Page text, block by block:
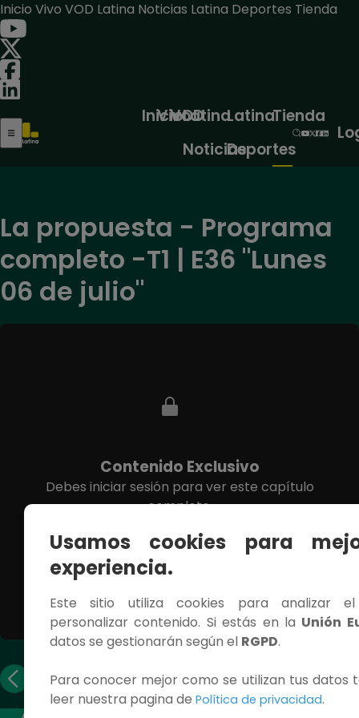
Inicio Vivo VOD Latina Noticias Latina Deportes Tienda
Inicio
Vivo
VOD
Latina
Noticias
Latina
Deportes
Tienda
La propuesta - Programa
completo -T1 | E36 "Lunes
06 de julio"
Contenido Exclusivo
Debes iniciar sesión para ver este capítulo
completo.
INICIAR SESIÓN
anterior
siguiente
Usamos cookies para
experiencia.
Este sitio utiliza cookies para analizar
personalizar contenido. Si estás en la Unión
datos se gestionarán según el RGPD.
Para conocer mejor como se utilizan tus datos
leer nuestra pagina de Política de privacidad.